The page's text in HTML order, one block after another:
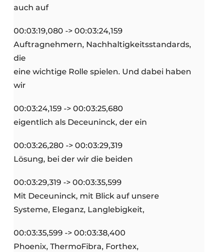
auch auf
00:03:19,080 -> 00:03:24,159
Auftragnehmern, Nachhaltigkeitsstandards,
die
eine wichtige Rolle spielen. Und dabei haben
wir
00:03:24,159 -> 00:03:25,680
eigentlich als Deceuninck, der ein
00:03:26,280 -> 00:03:29,319
Lösung, bei der wir die beiden
00:03:29,319 -> 00:03:35,599
Mit Deceuninck, mit Blick auf unsere
Systeme, Eleganz, Langlebigkeit,
00:03:35,599 -> 00:03:38,400
Phoenix, ThermoFibra, Forthex,